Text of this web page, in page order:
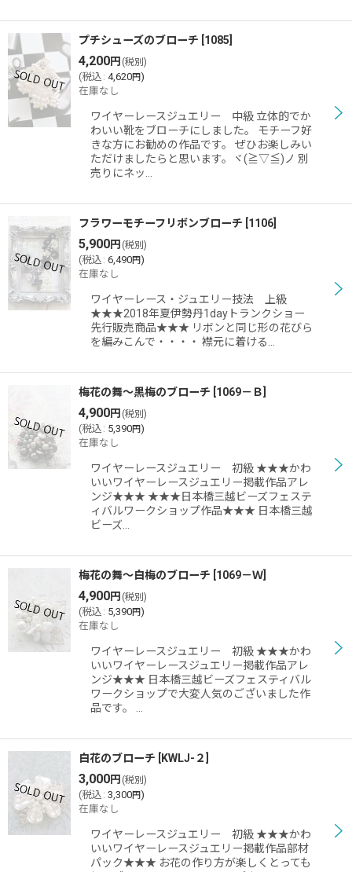
プチシューズのブローチ 1085
4,200円 (税別)
(税込 : 4,620円)
在庫なし
ワイヤーレースジュエリー 中級 立体的でか
わいい靴をブローチにしました。 モチーフ好
きな方にお勧めの作品です。 ぜひお楽しみい
ただけましたらと思います。ヾ(≧▽≦)ノ 別
売りにネッ…
フラワーモチーフリボンブローチ 1106
5,900円 (税別)
(税込 : 6,490円)
在庫なし
ワイヤーレース・ジュエリー技法 上級
★★★2018年夏伊勢丹1dayトランクショー
先行販売商品★★★ リボンと同じ形の花びら
を編みこんで・・・・ 襟元に着ける…
梅花の舞〜黒梅のブローチ 1069－Ｂ
4,900円 (税別)
(税込 : 5,390円)
在庫なし
ワイヤーレースジュエリー 初級 ★★★かわ
いいワイヤーレースジュエリー掲載作品アレ
ンジ★★★ ★★★日本橋三越ビーズフェステ
ィバルワークショップ作品★★★ 日本橋三越
ビーズ…
梅花の舞〜白梅のブローチ 1069－Ｗ
4,900円 (税別)
(税込 : 5,390円)
在庫なし
ワイヤーレースジュエリー 初級 ★★★かわ
いいワイヤーレースジュエリー掲載作品アレ
ンジ★★★ 日本橋三越ビーズフェスティバル
ワークショップで大変人気のございました作
品です。 …
白花のブローチ KWLJ-２
3,000円 (税別)
(税込 : 3,300円)
在庫なし
ワイヤーレースジュエリー 初級 ★★★かわ
いいワイヤーレースジュエリー掲載作品部材
パック★★★ お花の作り方が楽しくとっても